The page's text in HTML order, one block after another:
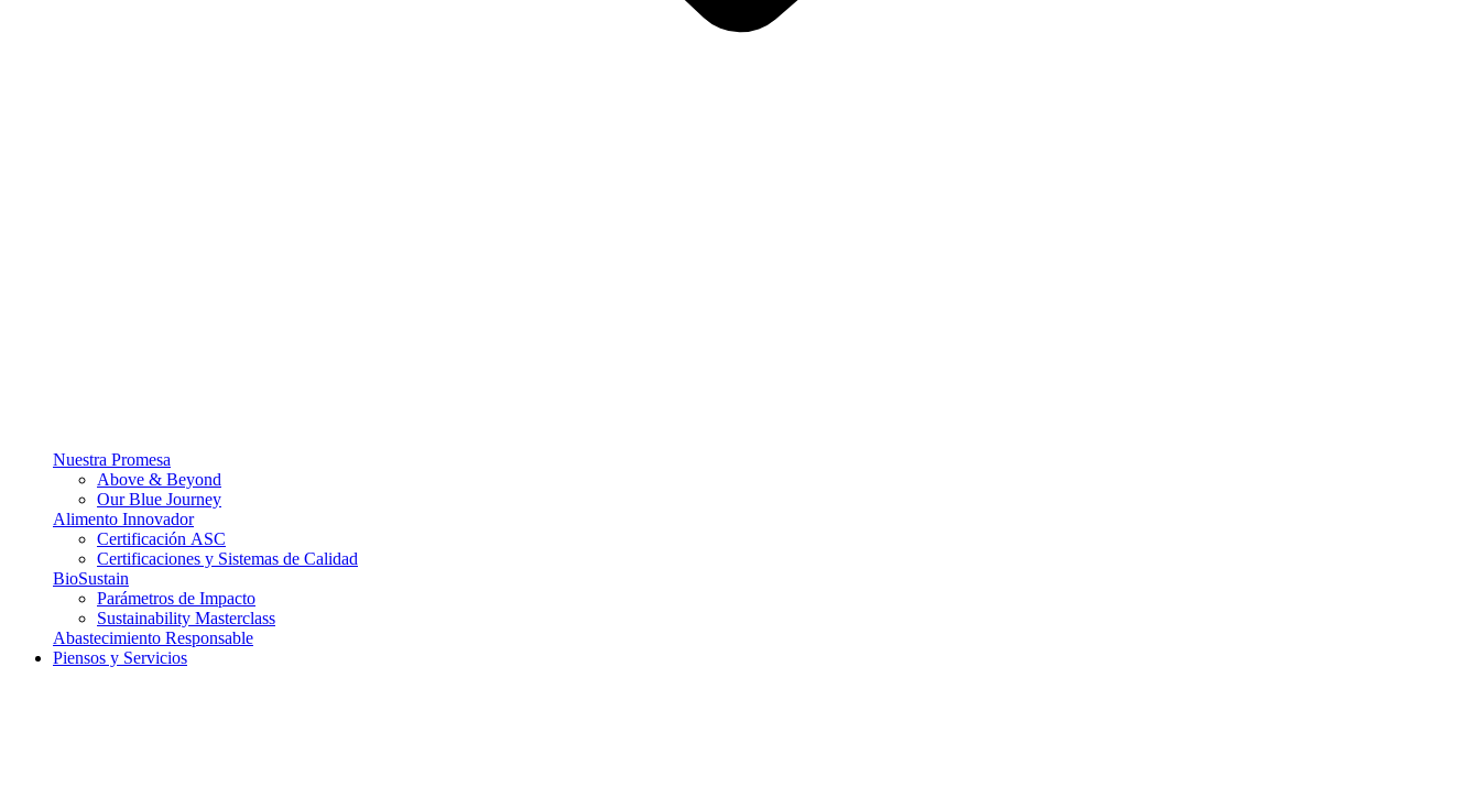
Nuestra Promesa
Above & Beyond
Our Blue Journey
Alimento Innovador
Certificación ASC
Certificaciones y Sistemas de Calidad
BioSustain
Parámetros de Impacto
Sustainability Masterclass
Abastecimiento Responsable
Piensos y Servicios